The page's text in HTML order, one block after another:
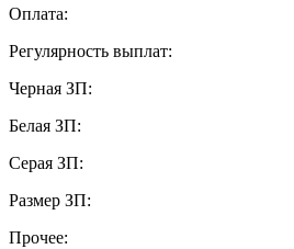
Оплата:
Регулярность выплат:
Черная ЗП:
Белая ЗП:
Серая ЗП:
Размер ЗП:
Прочее: